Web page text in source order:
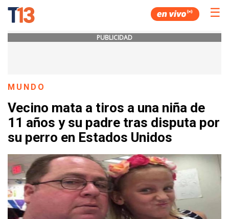
☰
PUBLICIDAD
MUNDO
Vecino mata a tiros a una niña de
11 años y su padre tras disputa por
su perro en Estados Unidos